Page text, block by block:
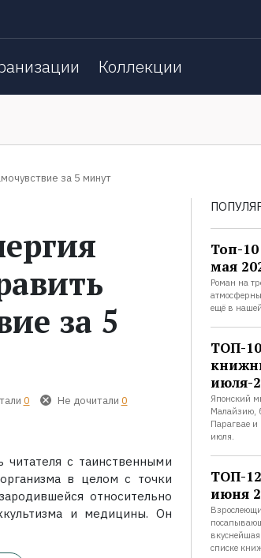
Коллекции
за 5 минут
за 5
0 Не дочитали 0
с таинственными
в целом с точки
относительно
и медицины. Он
Топ-
мая
Роман на
ещё в
ТОП-
июля-
Японский
Малайзию,
Парагвае
июля.
ТОП-
июня
списке